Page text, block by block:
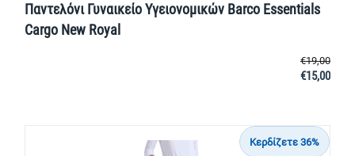
Παντελόνι Γυναικείο Υγειονομικών Barco Essentials
Cargo New Royal
€19,00
€15,00
Κερδίζετε 36%